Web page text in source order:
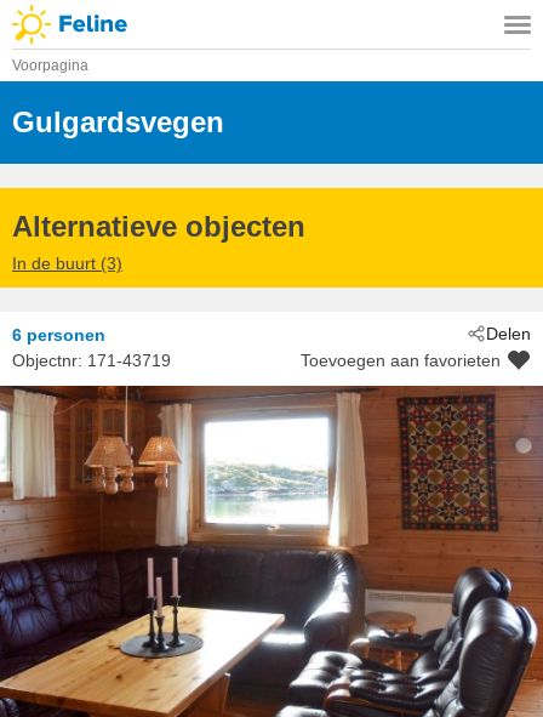
Voorpagina
Gulgardsvegen
- Fræna - 6430
- Møre And Romsdal
Alternatieve objecten
In de buurt (3)
Delen
6 personen
Objectnr: 171-43719 Toevoegen aan favorieten